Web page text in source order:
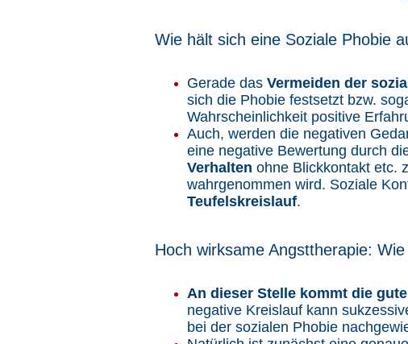
Wie hält sich eine Soziale Phobie
Gerade das Vermeiden der
sich die Phobie festsetzt bzw.
Wahrscheinlichkeit positive
Auch, werden die negativen
eine negative Bewertung durch
Verhalten ohne Blickkontakt etc.
wahrgenommen wird. Soziale
Teufelskreislauf.
Hoch wirksame Angsttherapie:
An dieser Stelle kommt die
negative Kreislauf kann
bei der sozialen Phobie